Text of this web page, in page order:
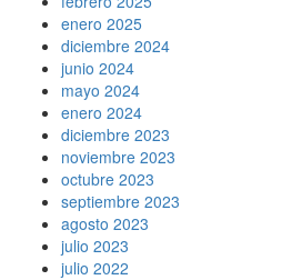
enero 2025
diciembre 2024
junio 2024
mayo 2024
enero 2024
diciembre 2023
noviembre 2023
octubre 2023
septiembre 2023
agosto 2023
julio 2023
julio 2022